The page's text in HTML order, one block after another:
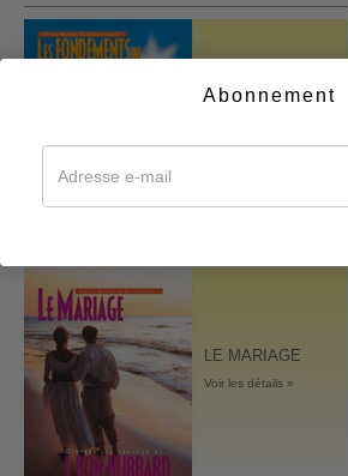
DE
LE MARIAGE
Voir les détails »
Abonnement